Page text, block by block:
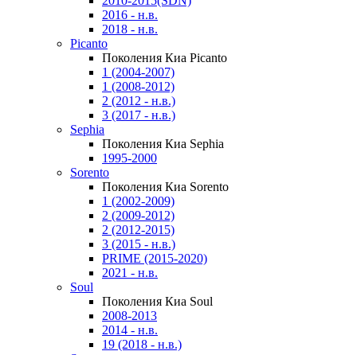
2016 - н.в.
2018 - н.в.
Picanto
Поколения Киа Picanto
1 (2004-2007)
1 (2008-2012)
2 (2012 - н.в.)
3 (2017 - н.в.)
Sephia
Поколения Киа Sephia
1995-2000
Sorento
Поколения Киа Sorento
1 (2002-2009)
2 (2009-2012)
2 (2012-2015)
3 (2015 - н.в.)
PRIME (2015-2020)
2021 - н.в.
Soul
Поколения Киа Soul
2008-2013
2014 - н.в.
19 (2018 - н.в.)